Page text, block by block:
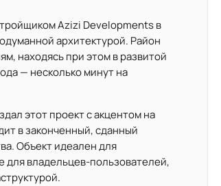
Azizi Developments в
архитектурой. Район
находясь при этом в развитой
— несколько минут на
этот проект с акцентом на
в законченный, сданный
Объект идеален для
для владельцев-пользователей,